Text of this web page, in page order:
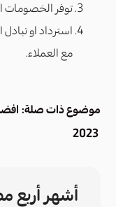
توفر الخصومات
استرداد او
مع العملاء.
موضوع ذات صلة:
2023
أشهر أربع